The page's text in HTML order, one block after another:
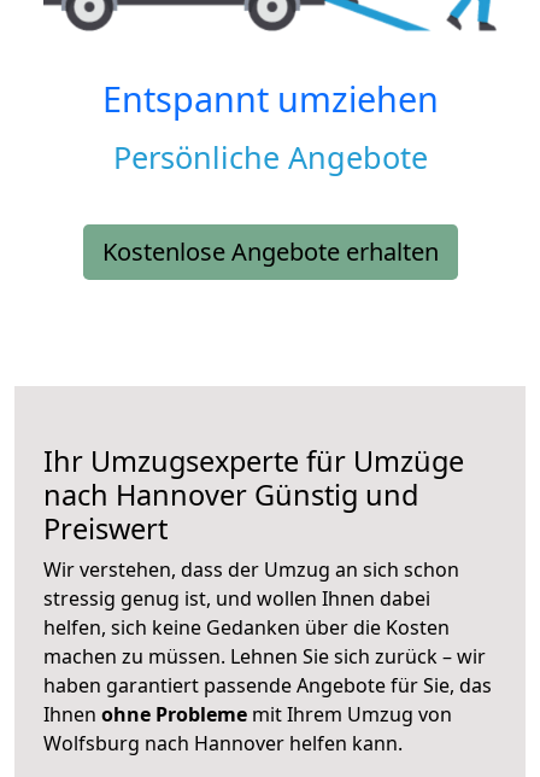
Entspannt umziehen
Persönliche Angebote
Kostenlose Angebote erhalten
Ihr Umzugsexperte für Umzüge
nach Hannover Günstig und
Preiswert
Wir verstehen, dass der Umzug an sich schon
stressig genug ist, und wollen Ihnen dabei
helfen, sich keine Gedanken über die Kosten
machen zu müssen. Lehnen Sie sich zurück – wir
haben garantiert passende Angebote für Sie, das
Ihnen ohne Probleme mit Ihrem Umzug von
Wolfsburg nach Hannover helfen kann.